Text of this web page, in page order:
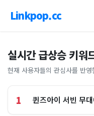
Linkpop.cc
실시간 급상승 키워
현재 사용자들의 관심사를 반
1 퀸즈아이 서빈 무